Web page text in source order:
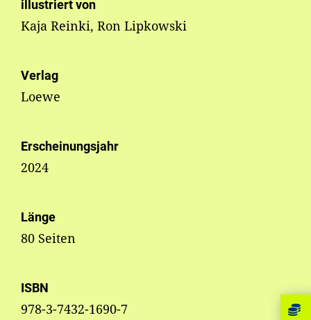
illustriert von
Kaja Reinki, Ron Lipkowski
Verlag
Loewe
Erscheinungsjahr
2024
Länge
80 Seiten
ISBN
978-3-7432-1690-7